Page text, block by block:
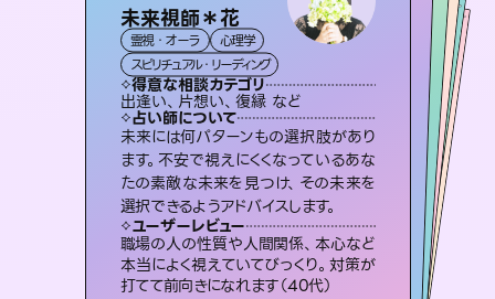
未来視師＊花
霊視・オーラ
心理学
スピリチュアル・リーディング
得意な相談カテゴリ
出逢い、片想い、復縁 など
占い師について
未来には何パターンもの選択肢があり
ます。不安で視えにくくなっているあな
たの素敵な未来を見つけ、その未来を
選択できるようアドバイスします。
ユーザーレビュー
職場の人の性質や人間関係、本心など
本当によく視えていてびっくり。対策が
打てて前向きになれます（40代）
アイリス -iris-
西洋占星術 タロット
ルーン
得意な相談カテゴリ
恋愛総合、片想い、二人の未来 など
占い師について
復縁、恋愛、不倫の行方、同性愛や片
思い、仕事関係や借金問題まで知りた
いことや心の負担になっていることを
紐解き、背中をそっと押して導きます。
ユーザーレビュー
安心感のあり、言い切ってくれる所や濁
さない鑑定のおかげで、毎回自分の気
持ちを整えられます（30代 男性）
セラピスト理恵
霊視・オーラ
スピリチュアル・リーディング
得意な相談カテゴリ
片想い、二人の未来、年の差 など
占い師について
連絡再開、復縁、成就などの報告実績
多数。セラピストとして2万超の施術経
験があるからこそできる鑑定で、より良
い未来をサポートします。
ユーザーレビュー
とても心温まる鑑定でした。しかもこち
らは何も言っていないのに視えていらっ
しゃるんだなと驚きです（30代女性）
おう 霊感オラクル
霊視・オーラ
オラクルカード
得意な相談カテゴリ
恋愛総合、あの人の気持ち など
占い師について
霊視×オラクルカードを使って「今」と「未来」そして「気になるあの人の気持ち」まで丁寧に読み解き、恋や人生のヒントを優しく引き出します。
ユーザーレビュー
不安な気持ちが嘘みたいに晴れまし
た…！よく視えていらっしゃるんだなと
感じました（40代 女性）
彗望
霊視・オーラ
スピリチュアル・リーディング
得意な相談カテゴリ
片想い、あの人の気持ち、復縁 など
占い師について
3,700年以上の歴史を持つ東洋最古の
占術「易占」で詳細まで占い、幸せへ向
かう道筋を示します。厳しい結果にも具
体的な対策をお伝えします。
ユーザーレビュー
複雑な背景もしっかり聞いて鑑定して
いただけました。気持ちが楽になりまし
た（50代 女性）
桃源珠羽
霊視・オーラ タロット
スピリチュアル・リーディング
得意な相談カテゴリ
片想い、あの人の気持ち、復縁 など
占い師について
恋愛のお悩みの中でも特に「曖昧な関
係」の相談を得意としており、友達以上
恋人未満なお相手との今後や本音を丁
寧に読み解き恋愛成就へと導きます。
ユーザーレビュー
鑑定していただいてアドバイス通りに行
動すると仲が復活してきました。ありが
とうございました（40代 女性）